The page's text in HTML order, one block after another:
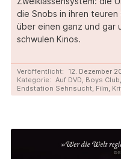
die Snobs in ihren
über einen ganz und gar
schwulen Kinos.
Veröffentlicht:
12. Dezember
Kategorie: Auf DVD, Boys Club,
Endstation Sehnsucht, Film,